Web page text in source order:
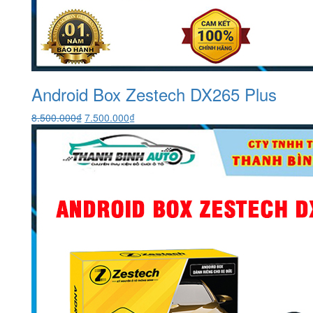
Android Box Zestech DX265 Plus
8.500.000₫ Giá
gốc
là:
8.500.000₫.
7.500.000₫Giá
hiện
tại
là: